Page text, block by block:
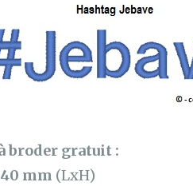
broder gratuit :
mm (LxH)